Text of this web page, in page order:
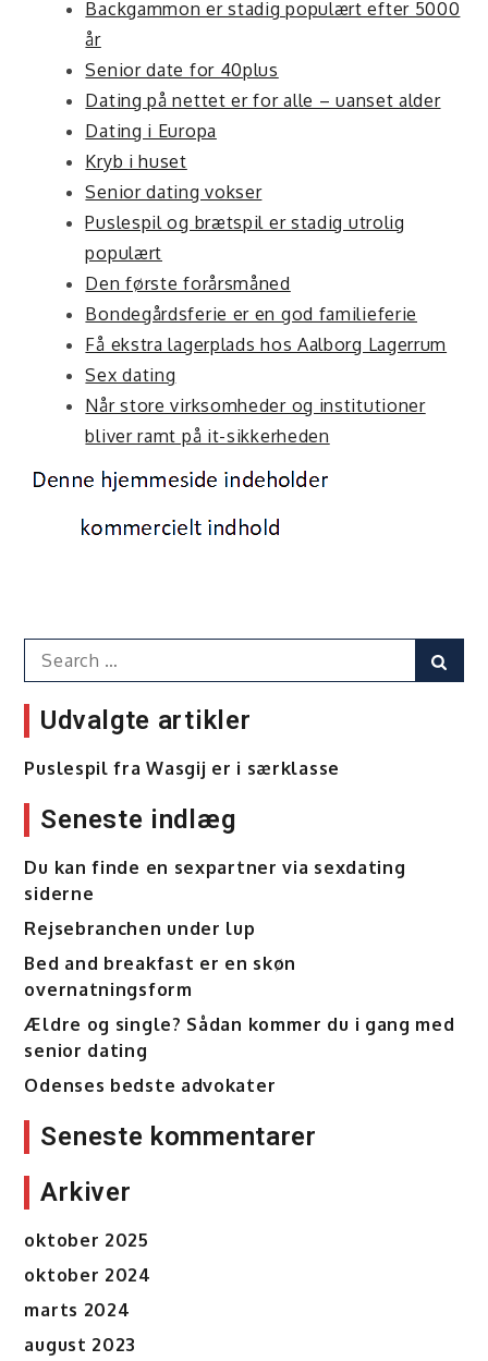
Backgammon er stadig populært efter 5000
år
Senior date for 40plus
Dating på nettet er for alle – uanset alder
Dating i Europa
Kryb i huset
Senior dating vokser
Puslespil og brætspil er stadig utrolig
populært
Den første forårsmåned
Bondegårdsferie er en god familieferie
Få ekstra lagerplads hos Aalborg Lagerrum
Sex dating
Når store virksomheder og institutioner
bliver ramt på it-sikkerheden
Search
for:
Udvalgte artikler
Puslespil fra Wasgij er i særklasse
Seneste indlæg
Du kan finde en sexpartner via sexdating
siderne
Rejsebranchen under lup
Bed and breakfast er en skøn
overnatningsform
Ældre og single? Sådan kommer du i gang med
senior dating
Odenses bedste advokater
Seneste kommentarer
Arkiver
oktober 2025
oktober 2024
marts 2024
august 2023